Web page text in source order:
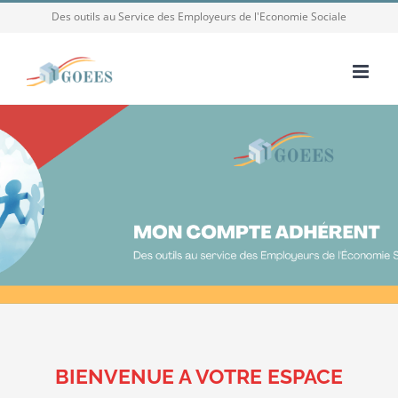
contenu
Des outils au Service des Employeurs de l'Economie Sociale
BIENVENUE A VOTRE ESPACE